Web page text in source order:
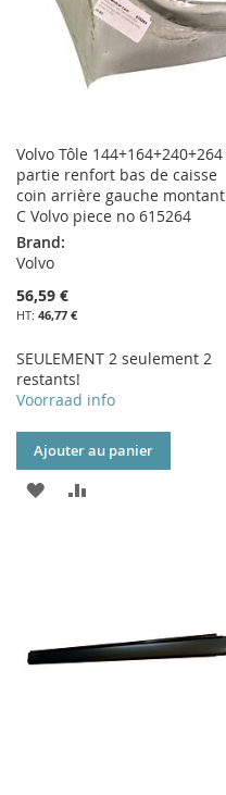
Volvo Tôle 144+164+240+264
partie renfort bas de caisse
coin arrière gauche montant
C Volvo piece no 615264
Brand:
Volvo
56,59 €
46,77 €
SEULEMENT 2 seulement 2
restants!
Voorraad info
Ajouter au panier
AJOUTER
D’ENVIE